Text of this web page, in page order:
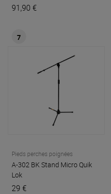
91,90 €
7
Pieds perches poignées
A-302 BK Stand Micro Quik
Lok
29 €